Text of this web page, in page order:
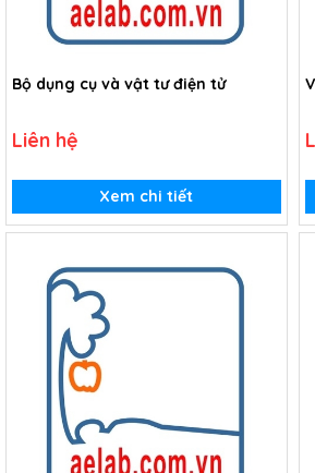
Bộ dụng cụ và vật tư điện tử
Liên hệ
Xem chi tiết